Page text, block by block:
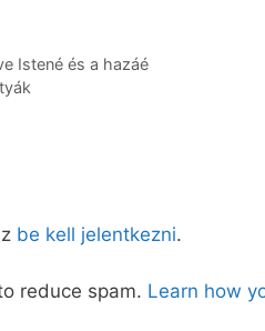
Istené és a hazáé
be kell jelentkezni.
reduce spam. Learn how